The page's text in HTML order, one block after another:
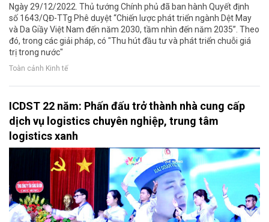
Ngày 29/12/2022. Thủ tướng Chính phủ đã ban hành Quyết định
số 1643/QĐ-TTg Phê duyệt “Chiến lược phát triển ngành Dệt May
và Da Giầy Việt Nam đến năm 2030, tầm nhìn đến năm 2035”. Theo
đó, trong các giải pháp, có "Thu hút đầu tư và phát triển chuỗi giá
trị trong nước"
Toàn cảnh Kinh tế
ICDST 22 năm: Phấn đấu trở thành nhà cung cấp
dịch vụ logistics chuyên nghiệp, trung tâm
logistics xanh